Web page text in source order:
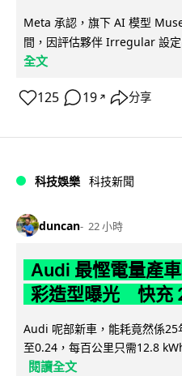
Meta 承認，旗下 AI 模型
間，因評估夥伴 Irregular 設
全文
125 19 ↗ 分享
科技娛樂 科技新聞
duncan 22 小時
Audi 最慳電量產
彩造型曝光 快充
Audi 呢部新車，能耗竟然係
至0.24，每百公里只需12.8
閱讀全文